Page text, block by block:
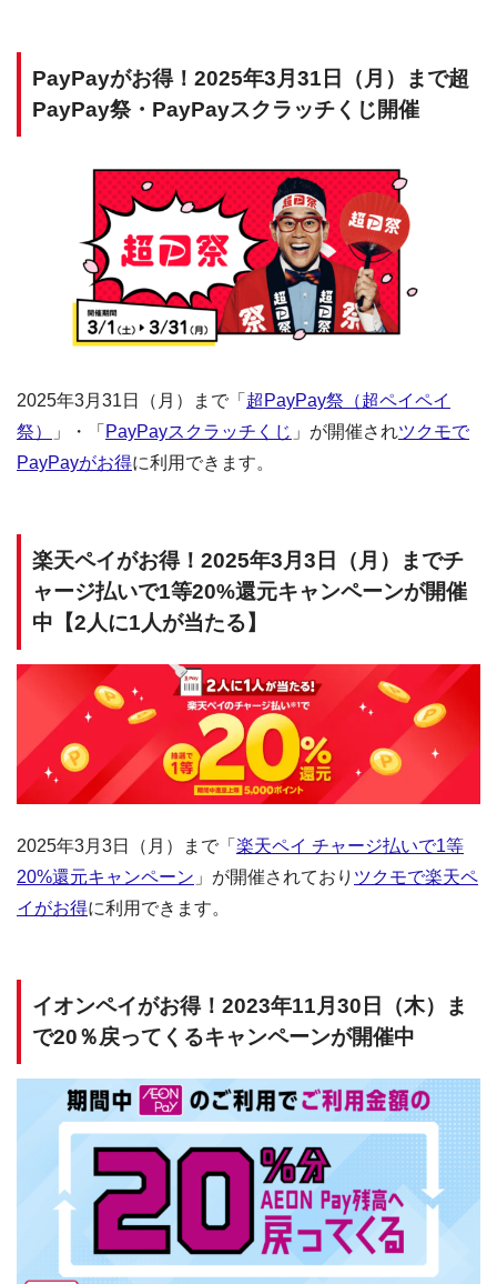
PayPayがお得！2025年3月31日（月）まで超
PayPay祭・PayPayスクラッチくじ開催
2025年3月31日（月）まで「 超PayPay祭（超ペイペイ
祭）
」・「 PayPayスクラッチくじ 」が開催されツクモで
PayPayがお得に利用できます。
楽天ペイがお得！2025年3月3日（月）までチ
ャージ払いで1等20%還元キャンペーンが開催
中【2人に1人が当たる】
2025年3月3日（月）まで「 楽天ペイ チャージ払いで1等
20%還元キャンペーン 」が開催されており ツクモで楽天ペ
イがお得に利用できます。
イオンペイがお得！2023年11月30日（木）ま
で20％戻ってくるキャンペーンが開催中